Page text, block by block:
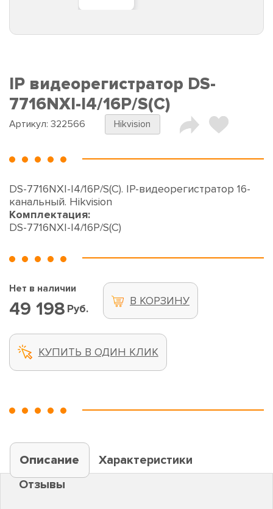
IP видеорегистратор DS-
7716NXI-I4/16P/S(С)
Артикул: 322566 Hikvision
DS-7716NXI-I4/16P/S(С). IP-видеорегистратор 16-
канальный. Hikvision
Комплектация:
DS-7716NXI-I4/16P/S(С)
Нет в наличии
49 198 Руб.
В КОРЗИНУ
КУПИТЬ В ОДИН КЛИК
Описание
Характеристики
Отзывы